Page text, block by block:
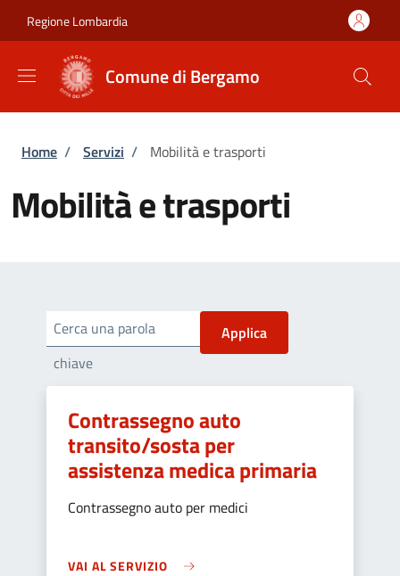
Regione Lombardia
Comune di Bergamo
Briciole di pane
Home / Servizi / Mobilità e trasporti
Mobilità e trasporti
Cerca una parola
chiave
Contrassegno auto
transito/sosta per
assistenza medica primaria
Contrassegno auto per medici
VAI AL SERVIZIO